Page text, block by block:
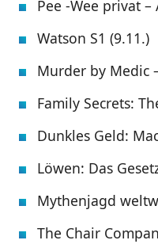
Pee -Wee privat
Watson S1 (9.11.)
Murder by Medic
Family Secrets:
Dunkles Geld:
Löwen: Das
Mythenjagd
The Chair